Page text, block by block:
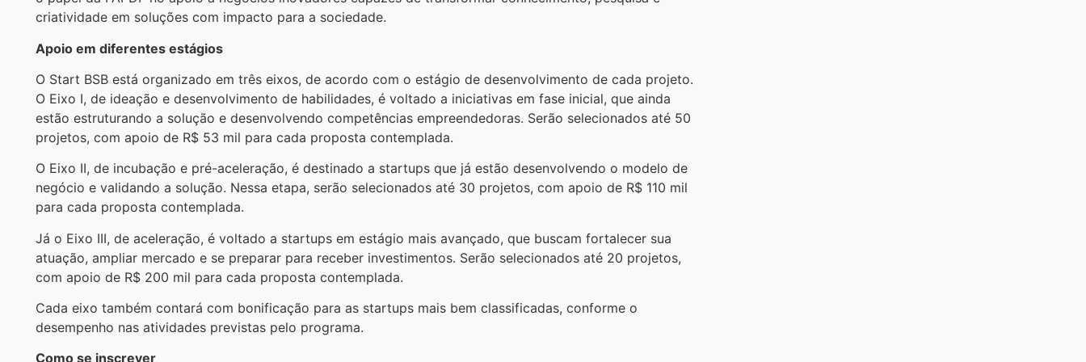
criatividade em soluções com impacto para a sociedade.
Apoio em diferentes estágios
O Start BSB está organizado em três eixos, de acordo com o estágio de desenvolvimento de cada projeto.
O Eixo I, de ideação e desenvolvimento de habilidades, é voltado a iniciativas em fase inicial, que ainda
estão estruturando a solução e desenvolvendo competências empreendedoras. Serão selecionados até 50
projetos, com apoio de R$ 53 mil para cada proposta contemplada.
O Eixo II, de incubação e pré-aceleração, é destinado a startups que já estão desenvolvendo o modelo de
negócio e validando a solução. Nessa etapa, serão selecionados até 30 projetos, com apoio de R$ 110 mil
para cada proposta contemplada.
Já o Eixo III, de aceleração, é voltado a startups em estágio mais avançado, que buscam fortalecer sua
atuação, ampliar mercado e se preparar para receber investimentos. Serão selecionados até 20 projetos,
com apoio de R$ 200 mil para cada proposta contemplada.
Cada eixo também contará com bonificação para as startups mais bem classificadas, conforme o
desempenho nas atividades previstas pelo programa.
Como se inscrever